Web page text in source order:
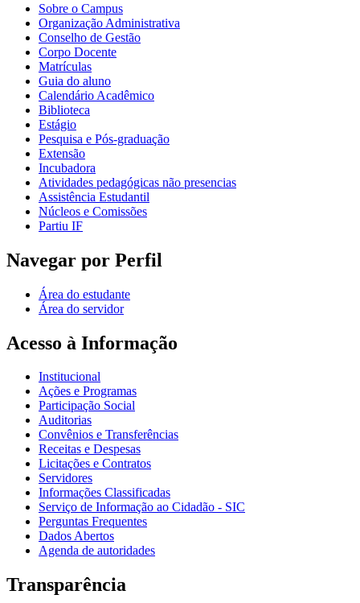
Sobre o Campus
Organização Administrativa
Conselho de Gestão
Corpo Docente
Matrículas
Guia do aluno
Calendário Acadêmico
Biblioteca
Estágio
Pesquisa e Pós-graduação
Extensão
Incubadora
Atividades pedagógicas não presencias
Assistência Estudantil
Núcleos e Comissões
Partiu IF
Navegar por Perfil
Área do estudante
Área do servidor
Acesso à Informação
Institucional
Ações e Programas
Participação Social
Auditorias
Convênios e Transferências
Receitas e Despesas
Licitações e Contratos
Servidores
Informações Classificadas
Serviço de Informação ao Cidadão - SIC
Perguntas Frequentes
Dados Abertos
Agenda de autoridades
Transparência